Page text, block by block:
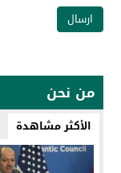
من نحن
الأكثر مشاهدة